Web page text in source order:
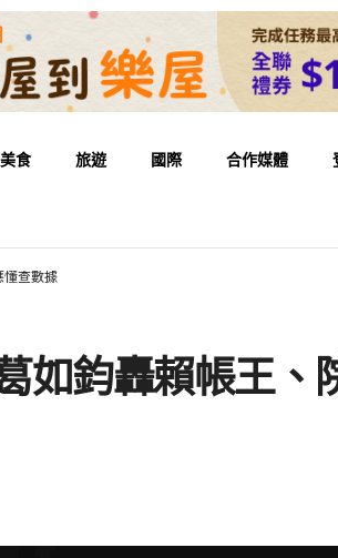
美食 旅遊 國際 合作媒體
查數據
鈞轟賴帳王、